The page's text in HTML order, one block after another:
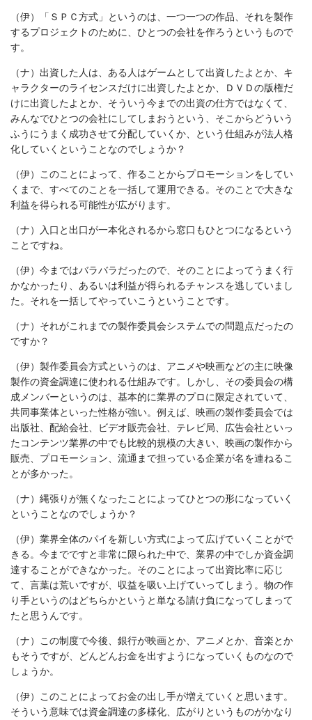
（伊）「ＳＰＣ方式」というのは、一つ一つの作品、それを製作
するプロジェクトのために、ひとつの会社を作ろうというもので
す。
（ナ）出資した人は、ある人はゲームとして出資したよとか、キ
ャラクターのライセンスだけに出資したよとか、ＤＶＤの版権だ
けに出資したよとか、そういう今までの出資の仕方ではなくて、
みんなでひとつの会社にしてしまおうという、そこからどういう
ふうにうまく成功させて分配していくか、という仕組みが法人格
化していくということなのでしょうか？
（伊）このことによって、作ることからプロモーションをしてい
くまで、すべてのことを一括して運用できる。そのことで大きな
利益を得られる可能性が広がります。
（ナ）入口と出口が一本化されるから窓口もひとつになるという
ことですね。
（伊）今まではバラバラだったので、そのことによってうまく行
かなかったり、あるいは利益が得られるチャンスを逃していまし
た。それを一括してやっていこうということです。
（ナ）それがこれまでの製作委員会システムでの問題点だったの
ですか？
（伊）製作委員会方式というのは、アニメや映画などの主に映像
製作の資金調達に使われる仕組みです。しかし、その委員会の構
成メンバーというのは、基本的に業界のプロに限定されていて、
共同事業体といった性格が強い。例えば、映画の製作委員会では
出版社、配給会社、ビデオ販売会社、テレビ局、広告会社といっ
たコンテンツ業界の中でも比較的規模の大きい、映画の製作から
販売、プロモーション、流通まで担っている企業が名を連ねるこ
とが多かった。
（ナ）縄張りが無くなったことによってひとつの形になっていく
ということなのでしょうか？
（伊）業界全体のパイを新しい方式によって広げていくことがで
きる。今までですと非常に限られた中で、業界の中でしか資金調
達することができなかった。そのことによって出資比率に応じ
て、言葉は荒いですが、収益を吸い上げていってしまう。物の作
り手というのはどちらかというと単なる請け負になってしまって
たと思うんです。
（ナ）この制度で今後、銀行が映画とか、アニメとか、音楽とか
もそうですが、どんどんお金を出すようになっていくものなので
しょうか。
（伊）このことによってお金の出し手が増えていくと思います。
そういう意味では資金調達の多様化、広がりというものがかなり